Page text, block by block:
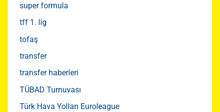
super formula
tff 1. lig
tofaş
transfer
transfer haberleri
TÜBAD Turnuvası
Türk Hava Yolları Euroleague